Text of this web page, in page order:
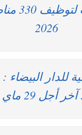
2026
29 ماي 2026